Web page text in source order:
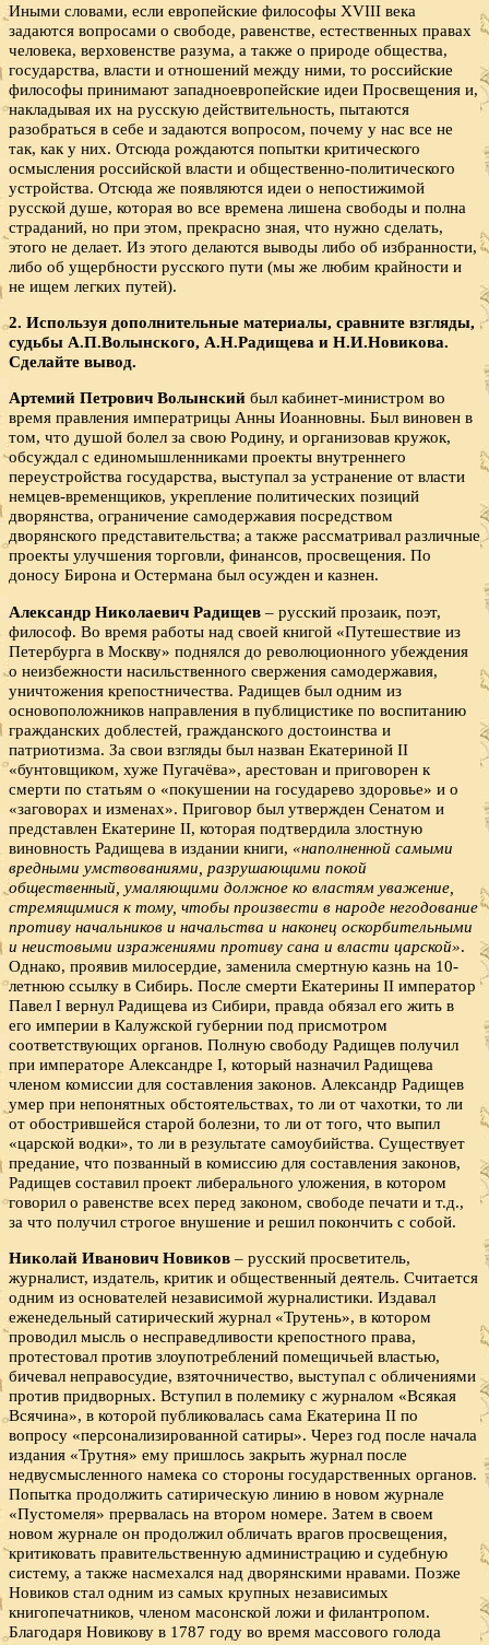
Иными словами, если европейские философы XVIII века
задаются вопросами о свободе, равенстве, естественных правах
человека, верховенстве разума, а также о природе общества,
государства, власти и отношений между ними, то российские
философы принимают западноевропейские идеи Просвещения и,
накладывая их на русскую действительность, пытаются
разобраться в себе и задаются вопросом, почему у нас все не
так, как у них. Отсюда рождаются попытки критического
осмысления российской власти и общественно-политического
устройства. Отсюда же появляются идеи о непостижимой
русской душе, которая во все времена лишена свободы и полна
страданий, но при этом, прекрасно зная, что нужно сделать,
этого не делает. Из этого делаются выводы либо об избранности,
либо об ущербности русского пути (мы же любим крайности и
не ищем легких путей).
2. Используя дополнительные материалы, сравните взгляды,
судьбы А.П.Волынского, А.Н.Радищева и Н.И.Новикова.
Сделайте вывод.
Артемий Петрович Волынский был кабинет-министром во
время правления императрицы Анны Иоанновны. Был виновен в
том, что душой болел за свою Родину, и организовав кружок,
обсуждал с единомышленниками проекты внутреннего
переустройства государства, выступал за устранение от власти
немцев-временщиков, укрепление политических позиций
дворянства, ограничение самодержавия посредством
дворянского представительства; а также рассматривал различные
проекты улучшения торговли, финансов, просвещения. По
доносу Бирона и Остермана был осужден и казнен.
Александр Николаевич Радищев – русский прозаик, поэт,
философ. Во время работы над своей книгой «Путешествие из
Петербурга в Москву» поднялся до революционного убеждения
о неизбежности насильственного свержения самодержавия,
уничтожения крепостничества. Радищев был одним из
основоположников направления в публицистике по воспитанию
гражданских доблестей, гражданского достоинства и
патриотизма. За свои взгляды был назван Екатериной II
«бунтовщиком, хуже Пугачёва», арестован и приговорен к
смерти по статьям о «покушении на государево здоровье» и о
«заговорах и изменах». Приговор был утвержден Сенатом и
представлен Екатерине II, которая подтвердила злостную
виновность Радищева в издании книги, «наполненной самыми
вредными умствованиями, разрушающими покой
общественный, умаляющими должное ко властям уважение,
стремящимися к тому, чтобы произвести в народе негодование
противу начальников и начальства и наконец оскорбительными
и неистовыми изражениями противу сана и власти царской».
Однако, проявив милосердие, заменила смертную казнь на 10-
летнюю ссылку в Сибирь. После смерти Екатерины II император
Павел I вернул Радищева из Сибири, правда обязал его жить в
его империи в Калужской губернии под присмотром
соответствующих органов. Полную свободу Радищев получил
при императоре Александре I, который назначил Радищева
членом комиссии для составления законов. Александр Радищев
умер при непонятных обстоятельствах, то ли от чахотки, то ли
от обострившейся старой болезни, то ли от того, что выпил
«царской водки», то ли в результате самоубийства. Существует
предание, что позванный в комиссию для составления законов,
Радищев составил проект либерального уложения, в котором
говорил о равенстве всех перед законом, свободе печати и т.д.,
за что получил строгое внушение и решил покончить с собой.
Николай Иванович Новиков – русский просветитель,
журналист, издатель, критик и общественный деятель. Считается
одним из основателей независимой журналистики. Издавал
еженедельный сатирический журнал «Трутень», в котором
проводил мысль о несправедливости крепостного права,
протестовал против злоупотреблений помещичьей властью,
бичевал неправосудие, взяточничество, выступал с обличениями
против придворных. Вступил в полемику с журналом «Всякая
Всячина», в которой публиковалась сама Екатерина II по
вопросу «персонализированной сатиры». Через год после начала
издания «Трутня» ему пришлось закрыть журнал после
недвусмысленного намека со стороны государственных органов.
Попытка продолжить сатирическую линию в новом журнале
«Пустомеля» прервалась на втором номере. Затем в своем
новом журнале он продолжил обличать врагов просвещения,
критиковать правительственную администрацию и судебную
систему, а также насмехался над дворянскими нравами. Позже
Новиков стал одним из самых крупных независимых
книгопечатников, членом масонской ложи и филантропом.
Благодаря Новикову в 1787 году во время массового голода